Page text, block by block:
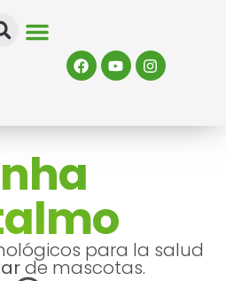
para la salud
de mascotas.